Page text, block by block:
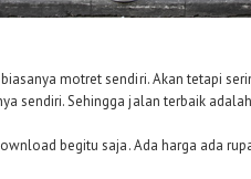
motret sendiri. Akan tetapi
sendiri. Sehingga jalan terbaik
begitu saja. Ada harga ada